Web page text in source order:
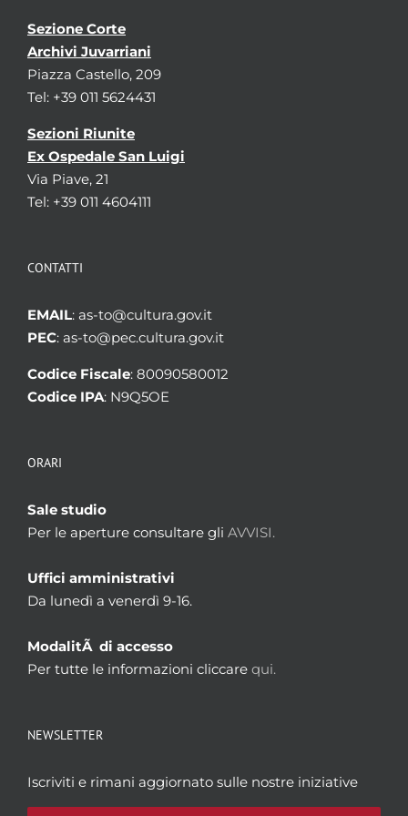
Sezione Corte
Archivi Juvarriani
Piazza Castello, 209
Tel: +39 011 5624431
Sezioni Riunite
Ex Ospedale San Luigi
Via Piave, 21
Tel: +39 011 4604111
CONTATTI
EMAIL: as-to@cultura.gov.it
PEC: as-to@pec.cultura.gov.it
Codice Fiscale: 80090580012
Codice IPA: N9Q5OE
ORARI
Sale studio
Per le aperture consultare gli AVVISI.
Uffici amministrativi
Da lunedì a venerdì 9-16.
ModalitÃ di accesso
Per tutte le informazioni cliccare qui.
NEWSLETTER
Iscriviti e rimani aggiornato sulle nostre iniziative